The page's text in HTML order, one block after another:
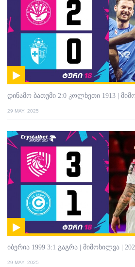
დინამო ბათუმი 2:0 კოლხეთი 1913 |
29 MAY. 2025
იბერია 1999 3:1 გაგრა | მიმოხილვა |
29 MAY. 2025